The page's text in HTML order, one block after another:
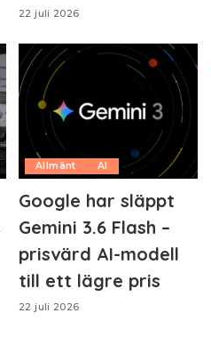
22 juli 2026
Allmänt AI
Google har släppt
Gemini 3.6 Flash –
prisvärd AI-modell
till ett lägre pris
22 juli 2026